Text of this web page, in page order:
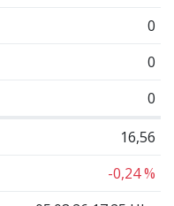
0
0
0
16,56
-0,24 %